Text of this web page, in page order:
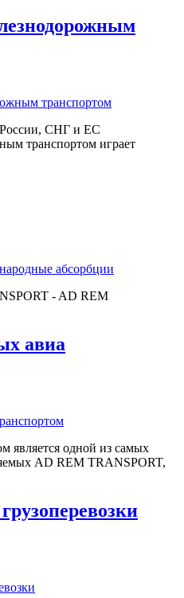
России, СНГ и ЕС
транспортом играет
- AD REM
авиа
является одной из самых
AD REM TRANSPORT,